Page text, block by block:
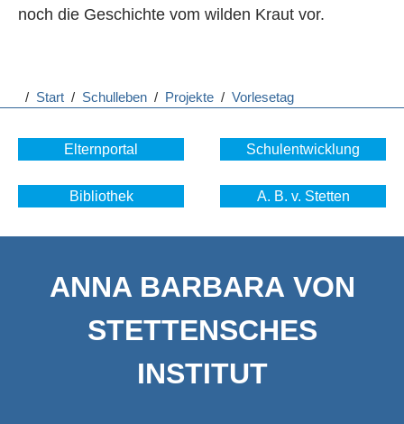
noch die Geschichte vom wilden Kraut vor.
/ Start / Schulleben / Projekte / Vorlesetag
Elternportal Schulentwicklung
Bibliothek A. B. v. Stetten
ANNA BARBARA VON
STETTENSCHES
INSTITUT